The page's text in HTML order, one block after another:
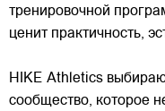
тренировочной
ценит практичность,
HIKE Athletics
сообщество, которое